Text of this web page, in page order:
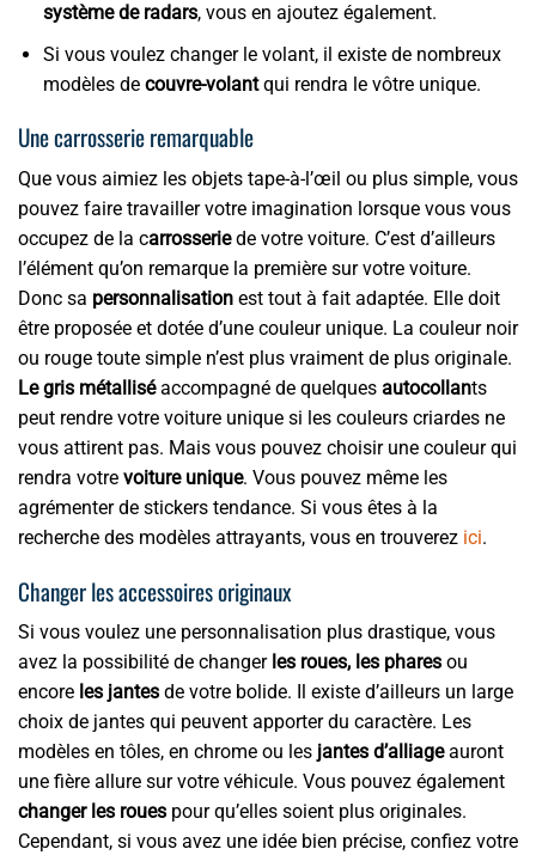
système de radars, vous en ajoutez également.
Si vous voulez changer le volant, il existe de nombreux
modèles de couvre-volantqui rendra le vôtre unique.
Une carrosserie remarquable
Que vous aimiez les objets tape-à-l’œil ou plus simple, vous
pouvez faire travailler votre imagination lorsque vous vous
occupez de la carrosseriede votre voiture. C’est d’ailleurs
l’élément qu’on remarque la première sur votre voiture.
Donc sa personnalisation est tout à fait adaptée. Elle doit
être proposée et dotée d’une couleur unique. La couleur noir
ou rouge toute simple n’est plus vraiment de plus originale.
Le gris métalliséaccompagné de quelques autocollants
peut rendre votre voiture unique si les couleurs criardes ne
vous attirent pas. Mais vous pouvez choisir une couleur qui
rendra votre voiture unique. Vous pouvez même les
agrémenter de stickers tendance. Si vous êtes à la
recherche des modèles attrayants, vous en trouverez ici.
Changer les accessoires originaux
Si vous voulez une personnalisation plus drastique, vous
avez la possibilité de changer les roues, les phares ou
encore les jantes de votre bolide. Il existe d’ailleurs un large
choix de jantes qui peuvent apporter du caractère. Les
modèles en tôles, en chrome ou les jantes d’alliageauront
une fière allure sur votre véhicule. Vous pouvez également
changer les roues pour qu’elles soient plus originales.
Cependant, si vous avez une idée bien précise, confiez votre